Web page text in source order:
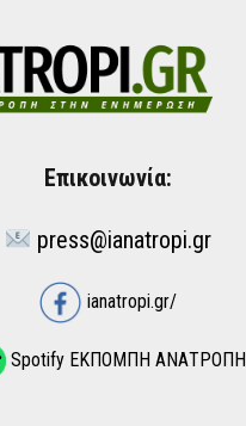
Επικοινωνία:
press@ianatropi.gr
ianatropi.gr/
Spotify ΕΚΠΟΜΠΗ ΑΝΑΤΡΟΠΗ